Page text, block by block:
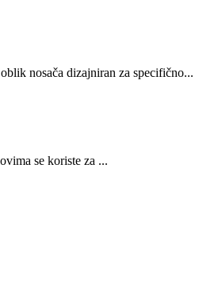
nosača dizajniran za specifično...
se koriste za ...